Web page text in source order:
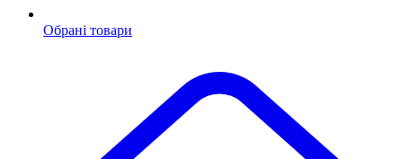
Обрані товари